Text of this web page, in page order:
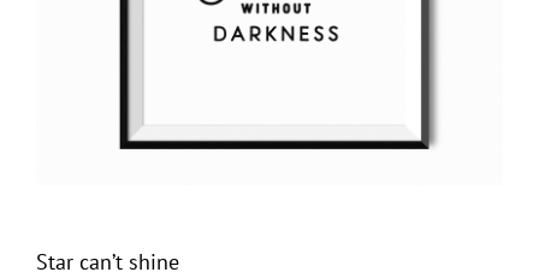
Star can’t shine